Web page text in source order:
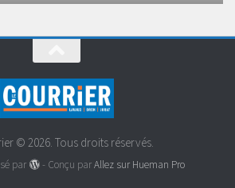
© 2026. Tous droits réservés.
par - Conçu parAllez sur Hueman Pro